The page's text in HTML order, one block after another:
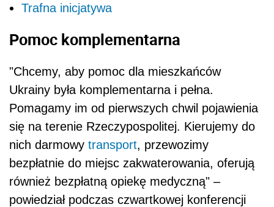
Trafna inicjatywa
Pomoc komplementarna
"Chcemy, aby pomoc dla mieszkańców
Ukrainy była komplementarna i pełna.
Pomagamy im od pierwszych chwil pojawienia
się na terenie Rzeczypospolitej. Kierujemy do
nich darmowy transport, przewozimy
bezpłatnie do miejsc zakwaterowania, oferują
również bezpłatną opiekę medyczną" –
powiedział podczas czwartkowej konferencji